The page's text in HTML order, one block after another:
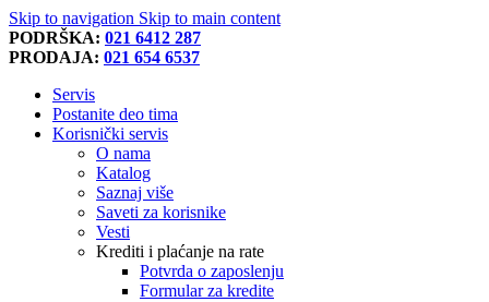
Skip to navigation Skip to main content
PODRŠKA: 021 6412 287
PRODAJA: 021 654 6537
Servis
Postanite deo tima
Korisnički servis
O nama
Katalog
Saznaj više
Saveti za korisnike
Vesti
Krediti i plaćanje na rate
Potvrda o zaposlenju
Formular za kredite